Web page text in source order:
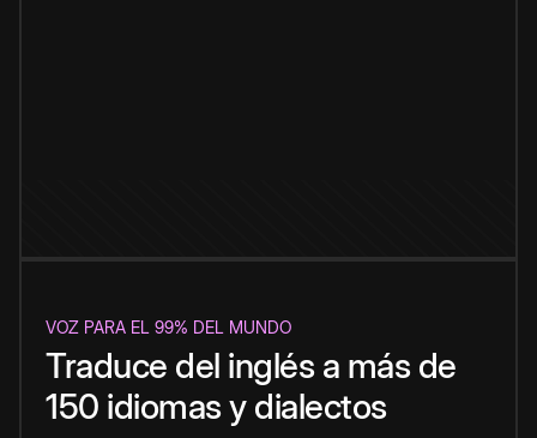
VOZ PARA EL 99% DEL MUNDO
Traduce del inglés a más de
150 idiomas y dialectos